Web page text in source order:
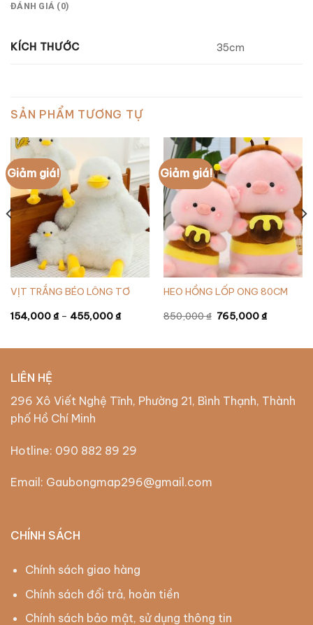
ĐÁNH GIÁ (0)
KÍCH THƯỚC 35cm
SẢN PHẨM TƯƠNG TỰ
Giảm giá!
VỊT TRẮNG BÉO LÔNG TƠ
154,000₫– 455,000₫
Giảm giá!
HEO HỒNG LỐP ONG 80CM
850,000₫ 765,000₫
LIÊN HỆ
296 Xô Viết Nghệ Tĩnh, Phường 21, Bình Thạnh, Thành
phố Hồ Chí Minh
Hotline: 090 882 89 29
Email: Gaubongmap296@gmail.com
CHÍNH SÁCH
Chính sách giao hàng
Chính sách đổi trả, hoàn tiền
Chính sách bảo mật, sử dụng thông tin